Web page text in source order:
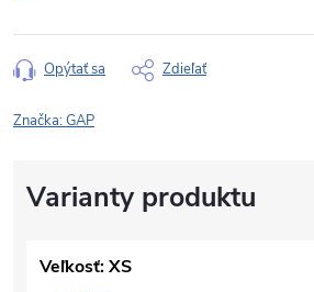
Opýtať sa Zdieľať
Značka:GAP
Veľkosť: XS